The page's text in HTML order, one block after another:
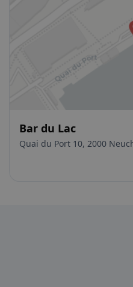
Bar du Lac
Quai du Port 10, 2000